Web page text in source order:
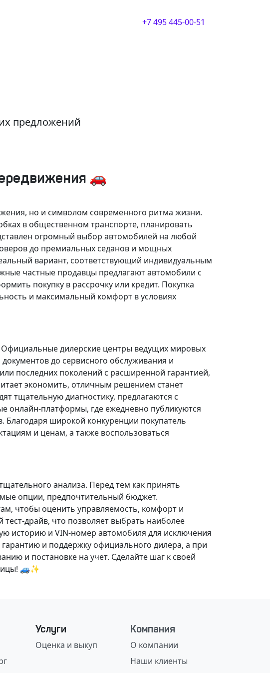
+7 495 445-00-51
предложений
🚗
но и символом современного ритма жизни.
в общественном транспорте, планировать
огромный выбор автомобилей на любой
до премиальных седанов и мощных
вариант, соответствующий индивидуальным
частные продавцы предлагают автомобили с
покупку в рассрочку или кредит. Покупка
и максимальный комфорт в условиях
дилерские центры ведущих мировых
до сервисного обслуживания и
последних поколений с расширенной гарантией,
экономить, отличным решением станет
тщательную диагностику, предлагаются с
онлайн-платформы, где ежедневно публикуются
широкой конкуренции покупатель
и ценам, а также воспользоваться
анализа. Перед тем как принять
опции, предпочтительный бюджет.
чтобы оценить управляемость, комфорт и
драйв, что позволяет выбрать наиболее
историю и VIN-номер автомобиля для исключения
и поддержку официального дилера, а при
и постановке на учет. Сделайте шаг к своей
🚙✨
Услуги
Оценка и выкуп
Компания
О компании
Наши клиенты